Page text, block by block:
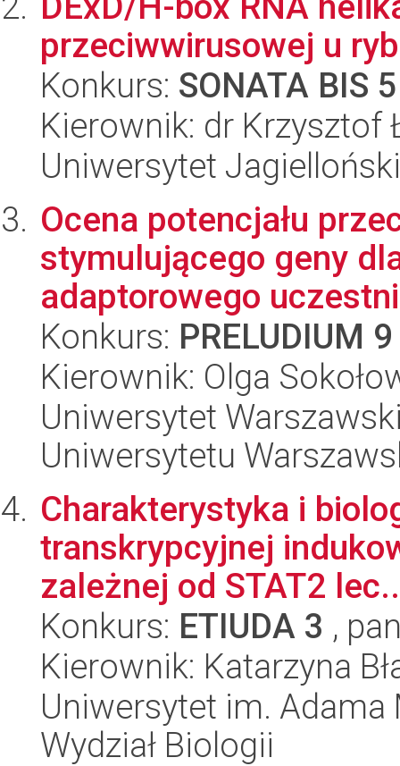
przeciwwirusowej u ryb
Konkurs: SONATA BIS 5
Kierownik: dr Krzysztof
Uniwersytet
Ocena potencjału
stymulującego geny
adaptorowego
Konkurs: PRELUDIUM 9
Kierownik: Olga
Uniwersytet
Uniwersytetu
Charakterystyka i
transkrypcyjnej
zależnej od STAT2
Konkurs: ETIUDA 3 ,
Kierownik: Katarzyna
Uniwersytet im.
Wydział Biologii